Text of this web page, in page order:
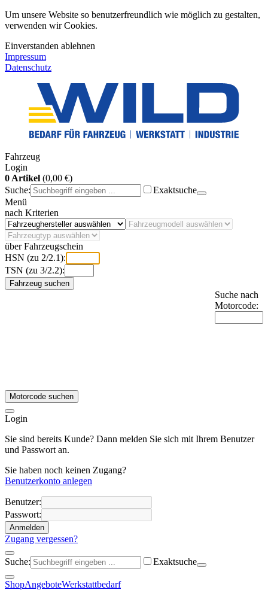
Um unsere Website so benutzerfreundlich wie möglich zu gestalten,
verwenden wir Cookies.
Einverstanden ablehnen
Impressum
Datenschutz
Fahrzeug
Login
0 Artikel (0,00 €)
Suche:
Exaktsuche
Menü
nach Kriterien
über Fahrzeugschein
HSN (zu 2/2.1):
TSN (zu 3/2.2):
Fahrzeug suchen
Suche nach
Motorcode:
Motorcode suchen
Login
Sie sind bereits Kunde? Dann melden Sie sich mit Ihrem Benutzer
und Passwort an.
Sie haben noch keinen Zugang?
Benutzerkonto anlegen
Benutzer:
Passwort:
Anmelden
Zugang vergessen?
Suche: Exaktsuche
ShopAngeboteWerkstattbedarf